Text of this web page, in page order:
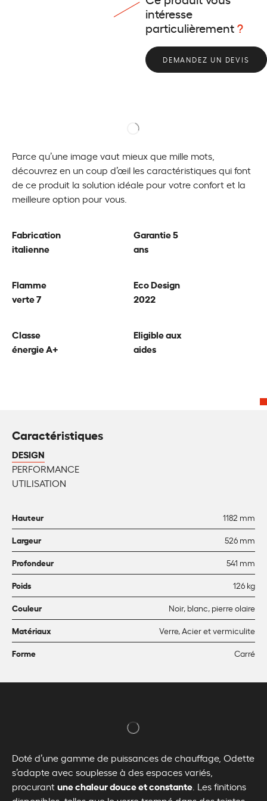
intéresse
particulièrement?
DEMANDEZ UN DEVIS
Parce qu’une image vaut mieux que mille mots,
découvrez en un coup d’œil les caractéristiques qui font
de ce produit la solution idéale pour votre confort et la
meilleure option pour vous.
Fabrication
italienne
Garantie 5
ans
Flamme
verte 7
Eco Design
2022
Classe
énergie A+
Eligible aux
aides
Caractéristiques
DESIGN
PERFORMANCE
UTILISATION
Hauteur
1182 mm
Largeur
526 mm
Profondeur
541 mm
Poids
126 kg
Couleur
Noir, blanc, pierre olaire
Matériaux
Verre, Acier et vermiculite
Forme
Carré
Doté d’une gamme de puissances de chauffage, Odette
s’adapte avec souplesse à des espaces variés,
procurantune chaleur douce et constante . Les finitions